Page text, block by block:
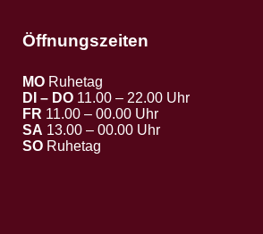
Öffnungszeiten
MO Ruhetag
DI – DO 11.00 – 22.00 Uhr
FR 11.00 – 00.00 Uhr
SA 13.00 – 00.00 Uhr
SO Ruhetag